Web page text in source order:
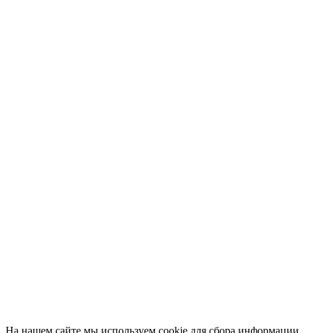
На нашем сайте мы используем cookie для сбора информации